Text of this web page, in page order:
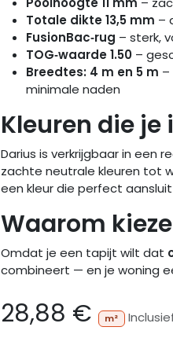
Totale dikte 13,5 mm –
FusionBac‑rug – sterk,
TOG‑waarde 1.50 –
Breedtes: 4 m en 5 m –
minimale naden
Kleuren die
Darius is verkrijgbaar in een
zachte neutrale kleuren tot
een kleur die perfect
Waarom
Omdat je een tapijt wilt dat
combineert — en je woning
28,88 € m²